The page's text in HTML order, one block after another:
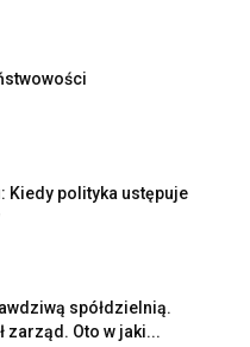
Kiedy polityka ustępuje
spółdzielnią.
zarząd. Oto w jaki...